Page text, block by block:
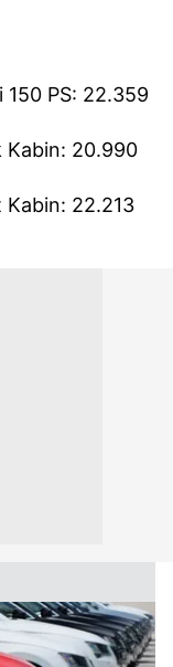
PS: 22.359
Kabin: 20.990
22.213